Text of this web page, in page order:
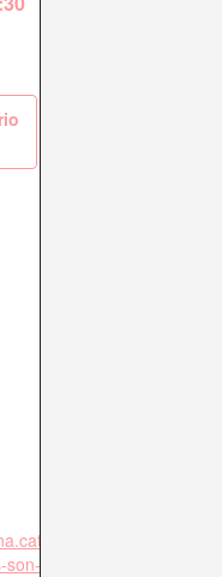
centrescivics/ca/
un-motor-artistic